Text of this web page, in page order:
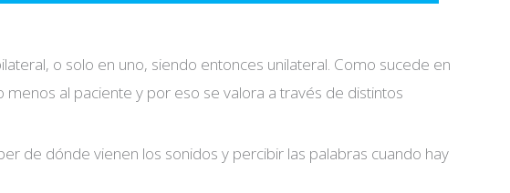
o solo en uno, siendo entonces unilateral. Como sucede en
al paciente y por eso se valora a través de distintos
de dónde vienen los sonidos y percibir las palabras cuando hay